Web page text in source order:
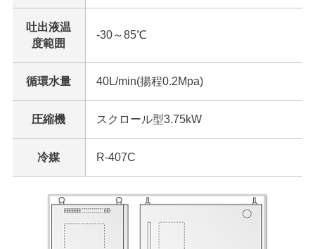
吐出液温
度範囲
-30～85℃
循環水量 40L/min(揚程0.2Mpa)
圧縮機 スクロール型3.75kW
冷媒 R-407C